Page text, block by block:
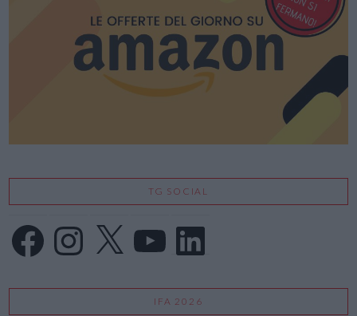
TG SOCIAL
FacebookInstagram
X LinkedIn
IFA 2026